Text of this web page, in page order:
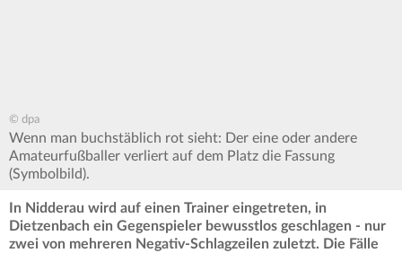
© dpa
Wenn man buchstäblich rot sieht: Der eine oder andere
Amateurfußballer verliert auf dem Platz die Fassung
(Symbolbild).
In Nidderau wird auf einen Trainer eingetreten, in
Dietzenbach ein Gegenspieler bewusstlos geschlagen - nur
zwei von mehreren Negativ-Schlagzeilen zuletzt. Die Fälle